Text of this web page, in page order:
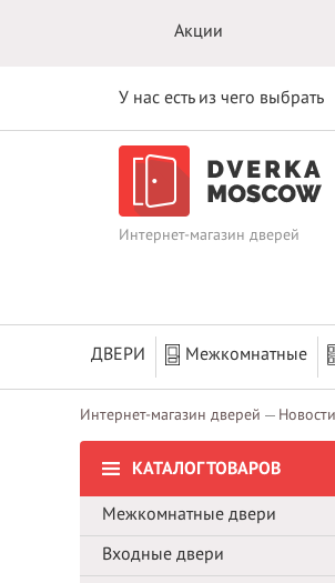
Акции
У нас есть из чего выбрать
Интернет-магазин дверей
ДВЕРИ Межкомнатные
Интернет-магазин дверей Новости
КАТАЛОГ ТОВАРОВ
Межкомнатные двери
Входные двери